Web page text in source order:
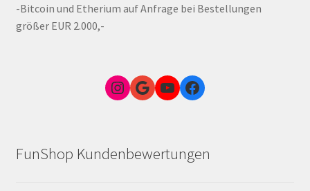
-Bitcoin und Etherium auf Anfrage bei Bestellungen
größer EUR 2.000,-
Instagram
Google Link zum FunShop WienYouTubeFacebook
FunShop Kundenbewertungen